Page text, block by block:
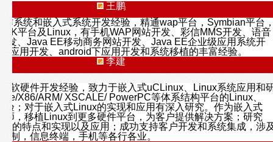
王鹏
作系统和嵌入式系统开发经验，精通wap平台，Symbian平台
平台及Linux，有手机WAP网站开发、彩信MMS开发、语音
发、Java EE移动商务网站开发、Java EE企业级应用系统开
应用开发、android下应用开发和系统移植的丰富经验。
李建
软硬件开发经验，致力于嵌入式uCLinux、Linux系统应用和
X86/ARM/ XSCALE/ PowerPC等体系结构平台的Linux、
验；对于嵌入式Linux的实现和应用有深入研究。作为嵌入式
师，移植Linux到更多硬件平台，为客户提供解决方案；研究
的特点和实现以及应用；成功支持客户开发和系统集成，涉
制，信息终端，手机等各行各业。